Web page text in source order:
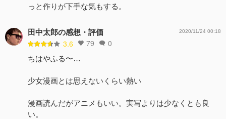
っと作りが下手な気もする。
田中太郎の感想・評価
3.6 79 0
2020/11/24 00:18
ちはやふる〜…
少女漫画とは思えないくらい熱い
漫画読んだがアニメもいい。実写よりは少なくとも良
い。